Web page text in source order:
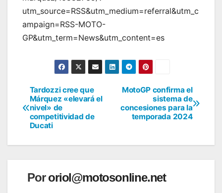
utm_source=RSS&utm_medium=referral&utm_c
ampaign=RSS-MOTO-
GP&utm_term=News&utm_content=es
Navegación
de
MotoGP confirma el
sistema de
concesiones para la
temporada 2024
Tardozzi cree que
Márquez «elevará el
nivel» de
competitividad de
Ducati
Pororiol@motosonline.net